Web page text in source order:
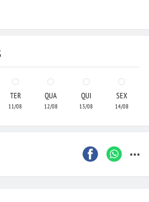
TER
11/08
QUA
12/08
QUI
13/08
SEX
14/08
...